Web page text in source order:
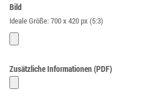
Bild
Ideale Größe: 700 x 420 px (5:3)
Zusätzliche Informationen (PDF)